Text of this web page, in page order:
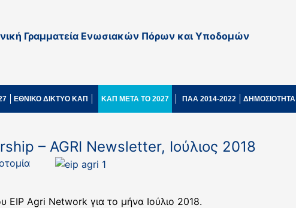
Γραμματεία Ενωσιακών Πόρων και Υποδομών
ΕΘΝΙΚΟ ΔΙΚΤΥΟ ΚΑΠ ΚΑΠ ΜΕΤΑ ΤΟ 2027 ΠΑΑ 2014-2022 ΔΗΜΟΣΙΟΤΗΤΑ
– AGRI Newsletter, Ιούλιος 2018
ΕIP Agri Network για το μήνα Ιούλιο 2018.